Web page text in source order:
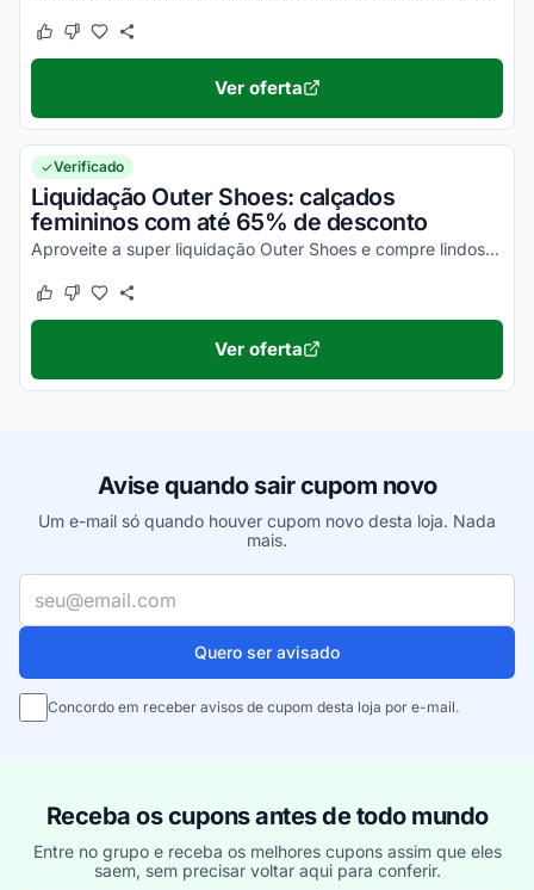
Este cupom funcionou
Este cupom não funcionou
Ver oferta
Verificado
Liquidação Outer Shoes: calçados
femininos com até 65% de desconto
Aproveite a super liquidação Outer Shoes e compre lindos calçados femininos com até 65% oFF. Corra!
Este cupom funcionou
Este cupom não funcionou
Ver oferta
Avise quando sair cupom novo
Um e-mail só quando houver cupom novo desta loja. Nada
mais.
Seu e-mail
Quero ser avisado
Concordo em receber avisos de cupom desta loja por e-mail.
Receba os cupons antes de todo mundo
Entre no grupo e receba os melhores cupons assim que eles
saem, sem precisar voltar aqui para conferir.